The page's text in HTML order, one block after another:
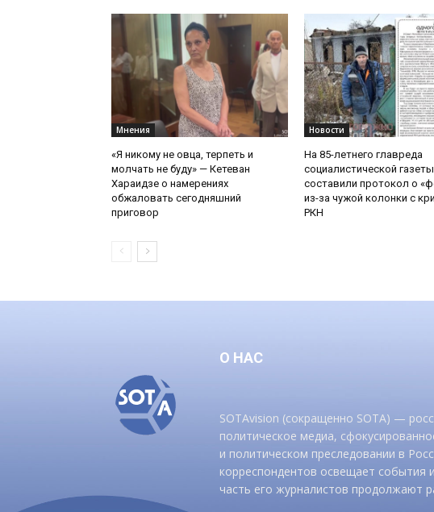
Мнения
«Я никому не овца, терпеть и
молчать не буду» — Кетеван
Хараидзе о намерениях
обжаловать сегодняшний
приговор
Новости
На 85-летнего главреда
социалистической газеты
составили протокол о
из-за чужой колонки с
РКН
О НАС
SOTAvision (сокращенно SOTA) —
политическое медиа,
и политическом преследовании в
корреспондентов освещает события
часть его журналистов продолжают